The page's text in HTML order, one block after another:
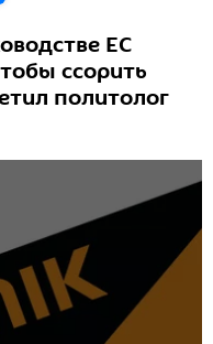
ЕС
ссорить
политолог